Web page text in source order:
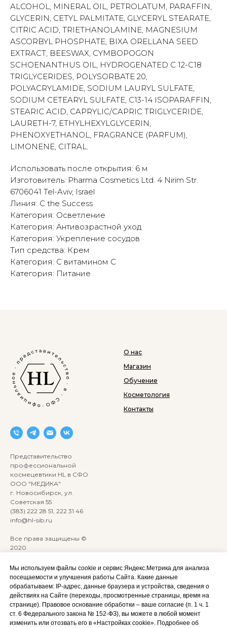
Мы используем файлы cookie и сервис Яндекс.Метрика для анализа
посещаемости и улучшения работы Сайта. Какие данные
обрабатываем: IP‑адрес, данные браузера и устройства, сведения о
действиях на Сайте (переходы, просмотренные страницы, время на
странице). Правовое основание обработки – ваше согласие (п. 1 ч. 1
ст. 6 Федерального закона № 152‑ФЗ), вы можете в любой момент
изменить или отозвать его в «Настройках cookie». Подробнее об
ALCOHOL, MINERAL OIL, PETROLATUM, PARAFFIN,
GLYCERIN, CETYL PALMITATE, GLYCERYL STEARATE,
CITRIC ACID, TRIETHANOLAMINE, MAGNESIUM
ASCORBYL PHOSPHATE, BIXA ORELLANA SEED
EXTRACT, BEESWAX, CYMBOPOGON
SCHOENANTHUS OIL, HYDROGENATED C 12-C18
TRIGLYCERIDES, POLYSORBATE 20,
POLYACRYLAMIDE, SODIUM LAURYL SULFATE,
SODIUM CETEARYL SULFATE, C13-14 ISOPARAFFIN,
STEARIC ACID, CAPRYLIC/CAPRIC TRIGLYCERIDE,
LAURETH-7, ETHYLHEXYLGLYCERIN,
PHENOXYETHANOL, FRAGRANCE (PARFUM),
LIMONENE, CITRAL.
Использовать после открытия: 6 м
Изготовитель: Pharma Cosmetics Ltd. 4 Nirim Str.
6706041 Tel-Aviv, Israel
Линия: C the Success
Категория: Осветление
Категория: Антивозрастной уход
Категория: Укрепление сосудов
Тип средства: Крем
Категория: С витамином С
Категория: Питание
Представительство
профессиональной
космецевтики HL в СФО
ООО "МЕДИКА"
г. Новосибирск, ул.
Советская 55
(383) 222 28 51, 222 31 46
info@hl-sib.ru
Все права защищены ©
2020
ANKRYONK
О нас
Магазин
Обучение
Косметология
Контакты
Акции и скидки
Оплата, доставка и возврат
Сотрудничество
Политика
конфиденциальности
Согласие на обработку
персональных данных